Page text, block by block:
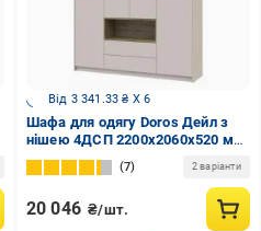
Від 3 341.33 ₴ X 6
Шафа для одягу Doros Дейл з
нішею 4ДСП 2200х2060х520 мм
кашемір
7 2 варіанти
20 046 ₴/шт.